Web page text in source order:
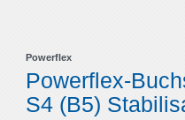
Powerflex
Powerflex-
S4 (B5)